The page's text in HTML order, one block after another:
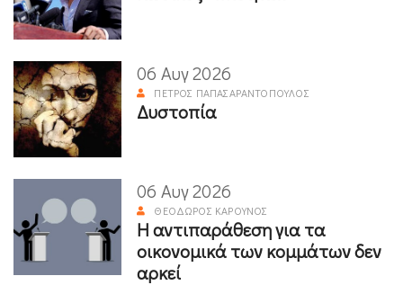
06 Αυγ 2026
ΠΈΤΡΟΣ ΠΑΠΑΣΑΡΑΝΤΌΠΟΥΛΟΣ
Δυστοπία
06 Αυγ 2026
ΘΕΌΔΩΡΟΣ ΚΑΡΟΎΝΟΣ
Η αντιπαράθεση για τα
οικονομικά των κομμάτων δεν
αρκεί